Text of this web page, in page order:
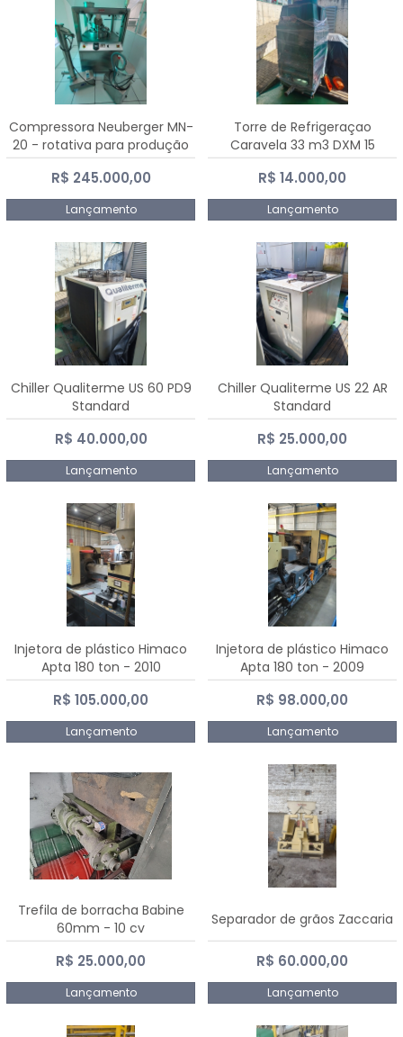
Compressora Neuberger MN-
20 - rotativa para produção
de comprimidos
R$ 245.000,00
Lançamento
Torre de Refrigeraçao
Caravela 33 m3 DXM 15
R$ 14.000,00
Lançamento
Chiller Qualiterme US 60 PD9
Standard
R$ 40.000,00
Lançamento
Chiller Qualiterme US 22 AR
Standard
R$ 25.000,00
Lançamento
Injetora de plástico Himaco
Apta 180 ton - 2010
R$ 105.000,00
Lançamento
Injetora de plástico Himaco
Apta 180 ton - 2009
R$ 98.000,00
Lançamento
Trefila de borracha Babine
60mm - 10 cv
R$ 25.000,00
Lançamento
Separador de grãos Zaccaria
R$ 60.000,00
Lançamento